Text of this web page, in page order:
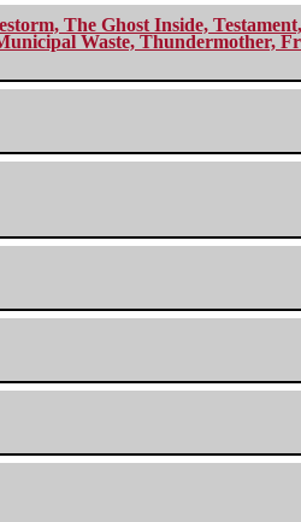
The Ghost Inside,
Waste, Thundermother,